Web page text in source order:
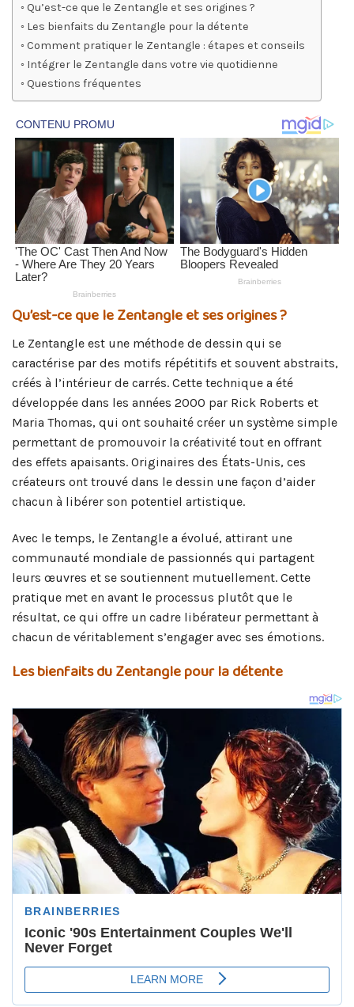
Qu’est-ce que le Zentangle et ses origines ?
Les bienfaits du Zentangle pour la détente
Comment pratiquer le Zentangle : étapes et conseils
Intégrer le Zentangle dans votre vie quotidienne
Questions fréquentes
Qu’est-ce que le Zentangle et ses origines ?
Le Zentangle est une méthode de dessin qui se
caractérise par des motifs répétitifs et souvent abstraits,
créés à l’intérieur de carrés. Cette technique a été
développée dans les années 2000 par Rick Roberts et
Maria Thomas, qui ont souhaité créer un système simple
permettant de promouvoir la créativité tout en offrant
des effets apaisants. Originaires des États-Unis, ces
créateurs ont trouvé dans le dessin une façon d’aider
chacun à libérer son potentiel artistique.
Avec le temps, le Zentangle a évolué, attirant une
communauté mondiale de passionnés qui partagent
leurs œuvres et se soutiennent mutuellement. Cette
pratique met en avant le processus plutôt que le
résultat, ce qui offre un cadre libérateur permettant à
chacun de véritablement s’engager avec ses émotions.
Les bienfaits du Zentangle pour la détente